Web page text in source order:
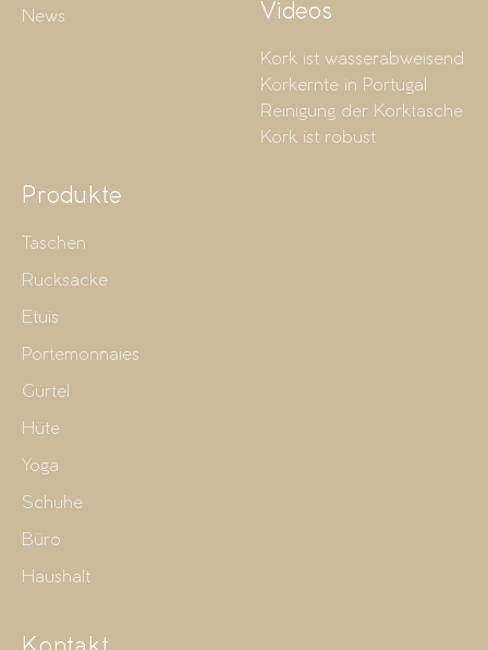
News Videos
Kork ist wasserabweisend
Korkernte in Portugal
Reinigung der Korktasche
Kork ist robust
Produkte
Taschen
Rucksäcke
Etuis
Portemonnaies
Gürtel
Hüte
Yoga
Schuhe
Büro
Haushalt